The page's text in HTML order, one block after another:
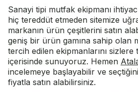
Sanayi tipi mutfak ekipmanı
hiç tereddüt etmeden sitemize
markanın ürün çeşitlerini satın
geniş bir ürün gamına sahip olan
tercih edilen ekipmanlarını
içerisinde sunuyoruz. Hemen
incelemeye başlayabilir ve
fiyatla satın alabilirsiniz.